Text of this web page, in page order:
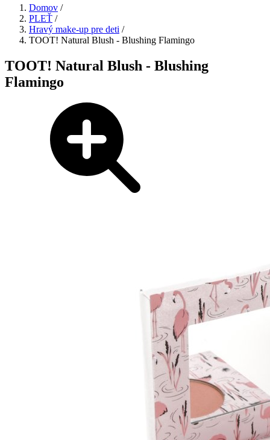
Domov /
PLEŤ /
Hravý make-up pre deti /
TOOT! Natural Blush - Blushing Flamingo
TOOT! Natural Blush - Blushing
Flamingo